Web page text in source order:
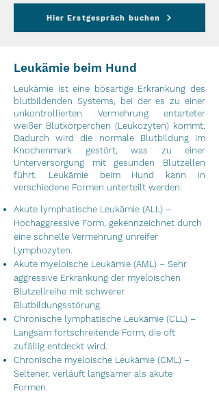
Hier Erstgespräch buchen
Leukämie beim Hund
Leukämie ist eine bösartige Erkrankung des
blutbildenden Systems, bei der es zu einer
unkontrollierten Vermehrung entarteter
weißer Blutkörperchen (Leukozyten) kommt.
Dadurch wird die normale Blutbildung im
Knochenmark gestört, was zu einer
Unterversorgung mit gesunden Blutzellen
führt. Leukämie beim Hund kann in
verschiedene Formen unterteilt werden:
Akute lymphatische Leukämie (ALL) –
Hochaggressive Form, gekennzeichnet durch
eine schnelle Vermehrung unreifer
Lymphozyten.
Akute myeloische Leukämie (AML) – Sehr
aggressive Erkrankung der myeloischen
Blutzellreihe mit schwerer
Blutbildungsstörung.
Chronische lymphatische Leukämie (CLL) –
Langsam fortschreitende Form, die oft
zufällig entdeckt wird.
Chronische myeloische Leukämie (CML) –
Seltener, verläuft langsamer als akute
Formen.